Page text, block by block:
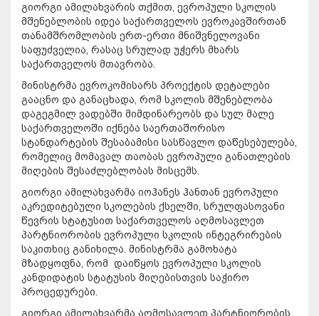
გიორგი ამილახვარის თქმით, ევროპული სკოლის
მშენებლობის იდეა საქართველოს ევროკავშირთან
თანამშრომლობის ერთ-ერთი მნიშვნელოვანი
საფუძველია, რასაც სრულად უჭერს მხარს
საქართველოს მთავრობა.
მინისტრმა ევროკომისარს პროექტის დეტალები
გააცნო და განაცხადა, რომ სკოლის მშენებლობა
დაგეგმილ ვადებში მიმდინარეობს და სულ მალე
საქართველოში იქნება საერთაშორისო
სტანდარტების შესაბამისი სასწავლო დაწესებულება,
რომელიც მომავალ თაობას ევროპული განათლების
მიღების შესაძლებლობას მისცემს.
გიორგი ამილახვარმა იოჰანეს ჰანთან ევროპული
აკრედიტებული სკოლების ქსელში, სრულფასოვანი
წევრის სტატუსით საქართველოს აღმოსავლეთ
პარტნიორობის ევროპული სკოლის ინტეგრირების
საკითხიც განიხილა. მინისტრმა გამოხატა
მზადყოფნა, რომ დაიწყოს ევროპული სკოლის
კანდიდატის სტატუსის მიღებისთვის საჭირო
პროცედურები.
გიორგი ამილახვარმა აღმოსავლეთ პარტნიორობის